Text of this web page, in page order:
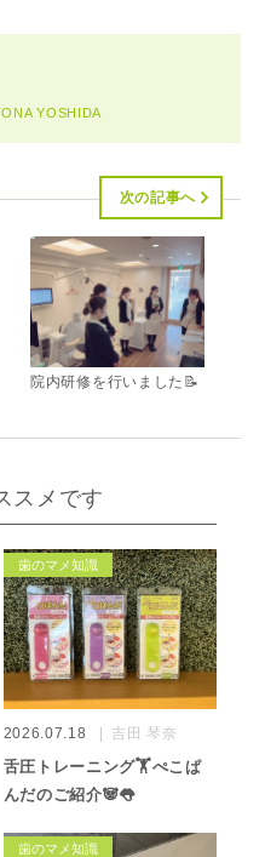
YOSHIDA
次の記事へ
院内研修を行いました📝
スメです
歯のマメ知識
2026.07.18 吉田 琴奈
舌圧トレーニング🏋️ぺこぱ
んだのご紹介🐼👅
歯のマメ知識